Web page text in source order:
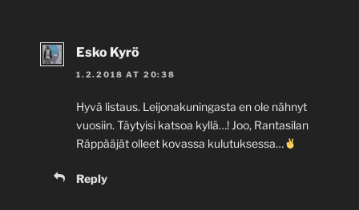
Esko Kyrö
1.2.2018 AT 20:38
Hyvä listaus. Leijonakuningasta en ole nähnyt
vuosiin. Täytyisi katsoa kyllä…! Joo, Rantasilan
Räppääjät olleet kovassa kulutuksessa…
Reply